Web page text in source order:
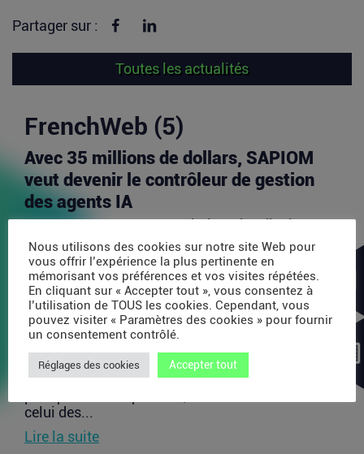
Partager sur : Partager sur Facebook
Toutes les actualités
FrenchWeb (5)
Avec 35 millions de dollars, SAPIOM
veut devenir le contrôleur de gestion
des agents IA
Les agents IA peuvent enchaîner des dizaines
d’appels de modèles, utiliser des outils externes,
acheter...
Lire la suite
PDP : la bataille des plateformes
françaises de la facture électronique
La généralisation de la facture électronique crée,
celui des...
Lire la suite
Nous utilisons des cookies sur notre site Web pour
vous offrir l’expérience la plus pertinente en
mémorisant vos préférences et vos visites répétées.
En cliquant sur « Accepter tout », vous consentez à
l’utilisation de TOUS les cookies. Cependant, vous
pouvez visiter « Paramètres des cookies » pour fournir
un consentement contrôlé.
Réglages des cookies Accepter tout